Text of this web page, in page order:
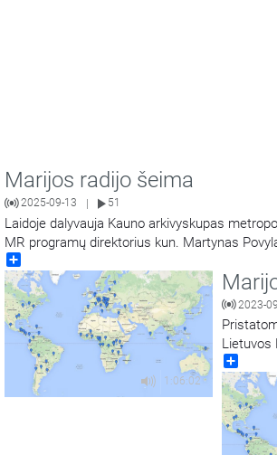
Marijos radijo šeima
2025-09-13 51
Laidoje dalyvauja Kauno arkivyskupas
MR programų direktorius kun. Martynas
1:06:02
2023-
Lietuvos